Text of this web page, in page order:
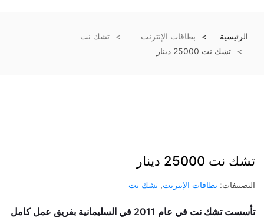
الرئيسية بطاقات الإنترنت
تشك نت
تشك نت 25000 دينار
تشك نت 25000 دينار
التصنيفات: بطاقات الإنترنت, تشك نت
تأسست تشك نت في عام 2011 في السليمانية بفريق عمل كامل